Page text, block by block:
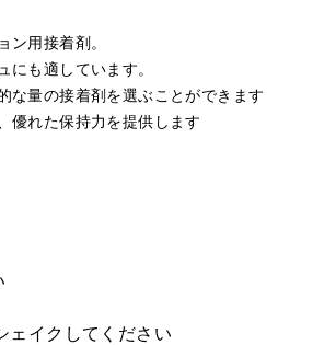
ン用接着剤。
も適しています。
な量の接着剤を選ぶことができます
優れた保持力を提供します
イクしてください